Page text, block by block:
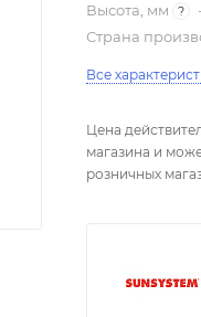
Высота, мм
?
Страна
Все
Цена
магазина и
розничных